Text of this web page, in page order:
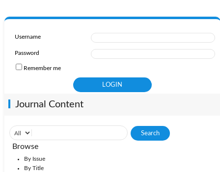
Username
Password
Remember me
Journal Content
Browse
By Issue
By Title